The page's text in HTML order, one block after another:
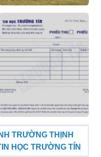
TRƯỜNG THỊNH
HỌC TRƯỜNG TÍN